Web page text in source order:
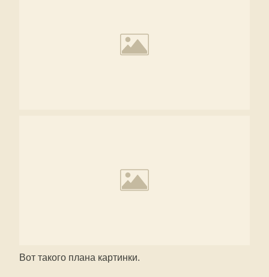
Вот такого плана картинки.